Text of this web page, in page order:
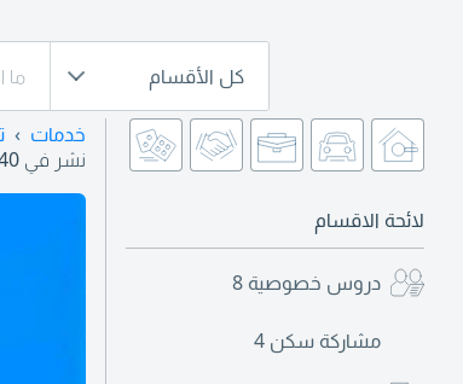
كل الأقسام
لائحة الاقسام
دروس خصوصية 8
مشاركة سكن 4
خدمات
نشر في